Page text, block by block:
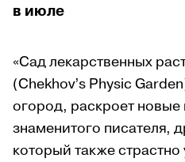
в июле
«Сад лекарственных
(Chekhov’s Physic
огород, раскроет новые
знаменитого писателя,
который также страстно